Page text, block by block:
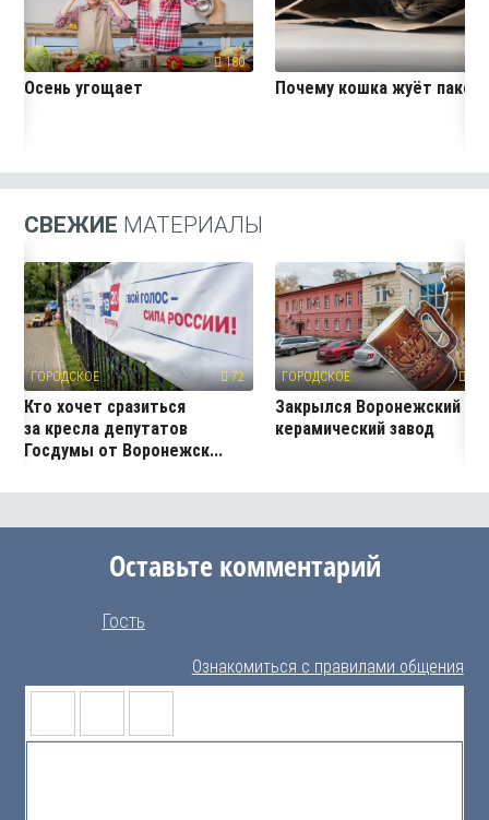
180
Осень угощает Почему кошка жуёт
СВЕЖИЕ МАТЕРИАЛЫ
ГОРОДСКОЕ 72
Кто хочет сразиться
за кресла депутатов
Госдумы от Воронежск...
ГОРОДСКОЕ
Закрылся Воронежский
керамический завод
Оставьте комментарий
Гость
Ознакомиться с правилами общения